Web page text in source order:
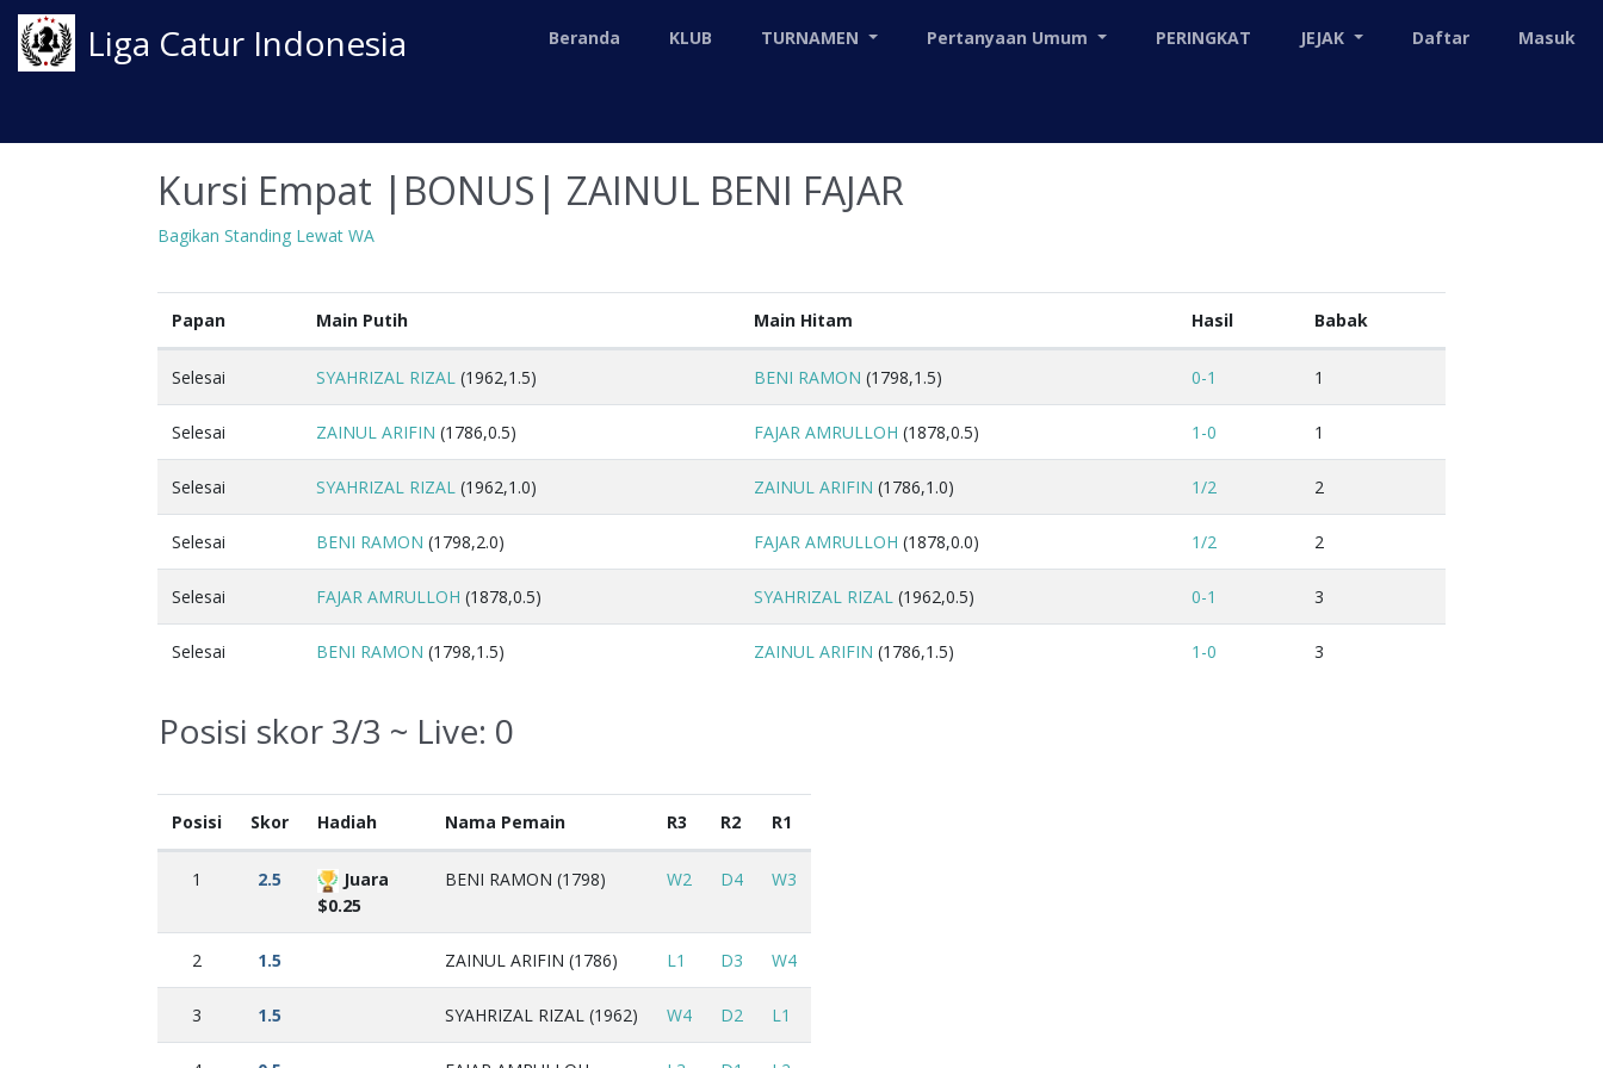
Liga Catur Indonesia Beranda KLUB TURNAMEN Pertanyaan Umum PERINGKAT JEJAK Daftar Masuk
Kursi Empat |BONUS| ZAINUL BENI FAJAR
Bagikan Standing Lewat WA
Papan Main Putih Main Hitam Hasil Babak
Selesai SYAHRIZAL RIZAL (1962,1.5) BENI RAMON (1798,1.5) 0-1 1
Selesai ZAINUL ARIFIN (1786,0.5) FAJAR AMRULLOH (1878,0.5) 1-0 1
Selesai SYAHRIZAL RIZAL (1962,1.0) ZAINUL ARIFIN (1786,1.0) 1/2 2
Selesai BENI RAMON (1798,2.0) FAJAR AMRULLOH (1878,0.0) 1/2 2
Selesai FAJAR AMRULLOH (1878,0.5) SYAHRIZAL RIZAL (1962,0.5) 0-1 3
Selesai BENI RAMON (1798,1.5) ZAINUL ARIFIN (1786,1.5) 1-0 3
Posisi skor 3/3 ~ Live: 0
Posisi Skor Hadiah Nama Pemain R3 R2 R1
1 2.5
Juara
$0.25
BENI RAMON (1798) W2 D4 W3
2 1.5 ZAINUL ARIFIN (1786) L1 D3 W4
3 1.5 SYAHRIZAL RIZAL (1962) W4 D2 L1